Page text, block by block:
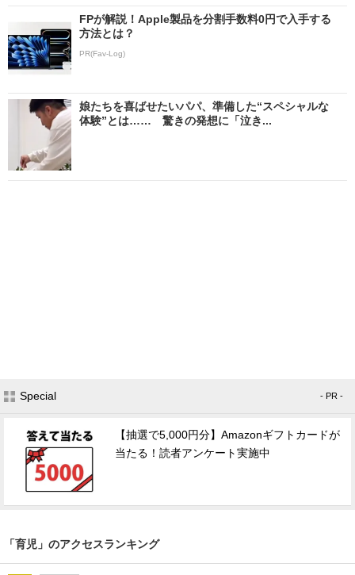
FPが解説！Apple製品を分割手数料0円で入手する
方法とは？
PR(Fav-Log)
娘たちを喜ばせたいパパ、準備した“スペシャルな
体験”とは…… 驚きの発想に「泣き...
Special - PR -
【抽選で5,000円分】Amazonギフトカードが
当たる！読者アンケート実施中
「育児」のアクセスランキング